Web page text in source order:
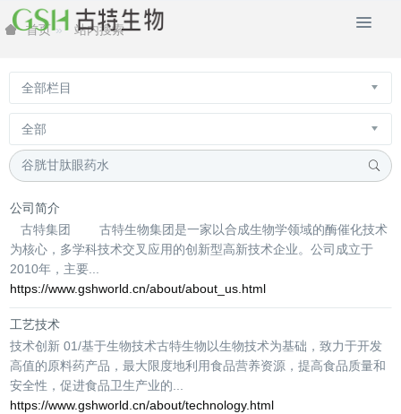
首页 站内搜索
公司简介
古特集团 古特生物集团是一家以合成生物学领域的酶催化技术
为核心，多学科技术交叉应用的创新型高新技术企业。公司成立于
2010年，主要...
https://www.gshworld.cn/about/about_us.html
工艺技术
技术创新 01/基于生物技术古特生物以生物技术为基础，致力于开发
高值的原料药产品，最大限度地利用食品营养资源，提高食品质量和
安全性，促进食品卫生产业的...
https://www.gshworld.cn/about/technology.html